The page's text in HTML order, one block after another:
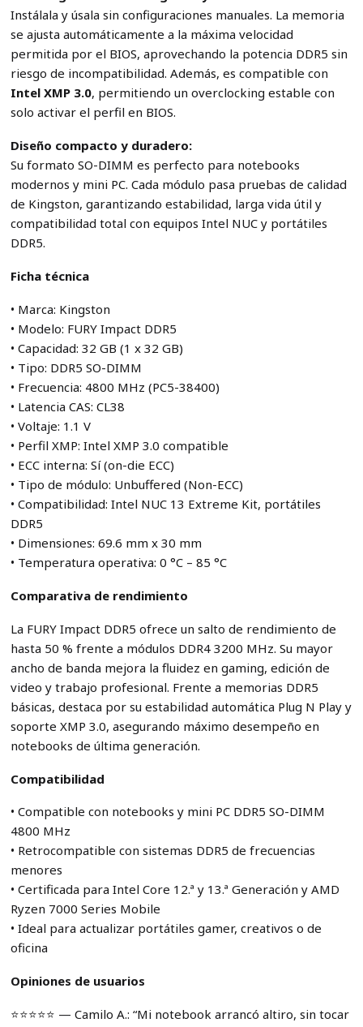
Instálala y úsala sin configuraciones manuales. La memoria
se ajusta automáticamente a la máxima velocidad
permitida por el BIOS, aprovechando la potencia DDR5 sin
riesgo de incompatibilidad. Además, es compatible con
Intel XMP 3.0, permitiendo un overclocking estable con
solo activar el perfil en BIOS.
Diseño compacto y duradero:
Su formato SO-DIMM es perfecto para notebooks
modernos y mini PC. Cada módulo pasa pruebas de calidad
de Kingston, garantizando estabilidad, larga vida útil y
compatibilidad total con equipos Intel NUC y portátiles
DDR5.
Ficha técnica
• Marca: Kingston
• Modelo: FURY Impact DDR5
• Capacidad: 32 GB (1 x 32 GB)
• Tipo: DDR5 SO-DIMM
• Frecuencia: 4800 MHz (PC5-38400)
• Latencia CAS: CL38
• Voltaje: 1.1 V
• Perfil XMP: Intel XMP 3.0 compatible
• ECC interna: Sí (on-die ECC)
• Tipo de módulo: Unbuffered (Non-ECC)
• Compatibilidad: Intel NUC 13 Extreme Kit, portátiles
DDR5
• Dimensiones: 69.6 mm x 30 mm
• Temperatura operativa: 0 °C – 85 °C
Comparativa de rendimiento
La FURY Impact DDR5 ofrece un salto de rendimiento de
hasta 50 % frente a módulos DDR4 3200 MHz. Su mayor
ancho de banda mejora la fluidez en gaming, edición de
video y trabajo profesional. Frente a memorias DDR5
básicas, destaca por su estabilidad automática Plug N Play y
soporte XMP 3.0, asegurando máximo desempeño en
notebooks de última generación.
Compatibilidad
• Compatible con notebooks y mini PC DDR5 SO-DIMM
4800 MHz
• Retrocompatible con sistemas DDR5 de frecuencias
menores
• Certificada para Intel Core 12.ª y 13.ª Generación y AMD
Ryzen 7000 Series Mobile
• Ideal para actualizar portátiles gamer, creativos o de
oficina
Opiniones de usuarios
⭐️⭐️⭐️⭐️⭐️ — Camilo A.: “Mi notebook arrancó altiro, sin tocar